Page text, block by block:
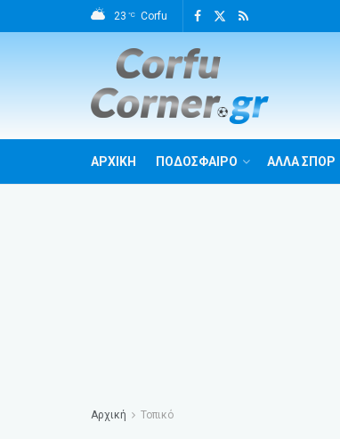
23 °C Corfu
ΑΡΧΙΚΗ ΠΟΔΟΣΦΑΙΡΟ ΑΛΛΑ ΣΠΟΡ
Αρχική Τοπικό